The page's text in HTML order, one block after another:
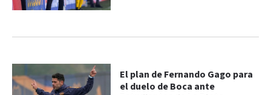
El plan de Fernando Gago para
el duelo de Boca ante